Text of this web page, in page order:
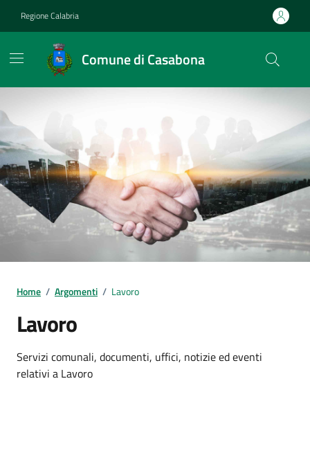
Regione Calabria
Comune di Casabona
Home / Argomenti / Lavoro
Lavoro
Dettagli dell'argomento
Servizi comunali, documenti, uffici, notizie ed eventi
relativi a Lavoro